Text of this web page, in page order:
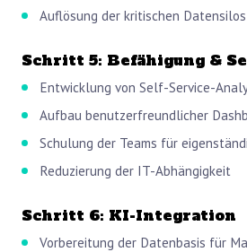
Auflösung der kritischen Datensilos
Schritt 5: Befähigung &
Entwicklung von Self-Service-
Aufbau benutzerfreundlicher
Schulung der Teams für
Reduzierung der IT-Abhängigkeit
Schritt 6: KI-Integration
Vorbereitung der Datenbasis für